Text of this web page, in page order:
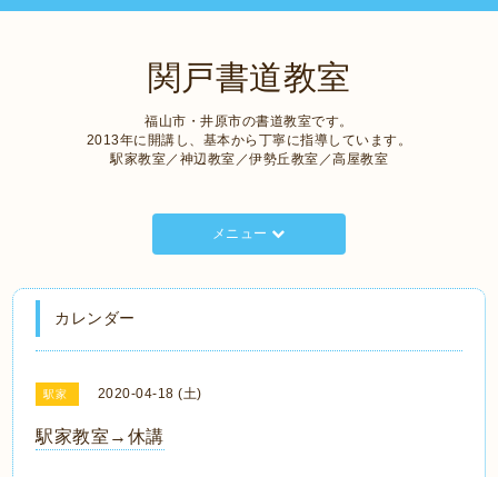
関戸書道教室
福山市・井原市の書道教室です。
2013年に開講し、基本から丁寧に指導しています。
駅家教室／神辺教室／伊勢丘教室／高屋教室
メニュー
カレンダー
駅家 2020-04-18 (土)
駅家教室→休講